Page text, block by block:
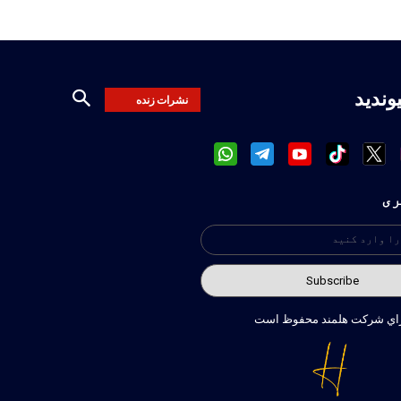
نشرات زنده
شركت هلمند محفوظ است